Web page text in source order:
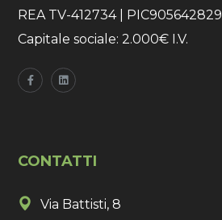
REA TV-412734 | PIC905642829
Capitale sociale: 2.000€ I.V.
CONTATTI
Via Battisti, 8